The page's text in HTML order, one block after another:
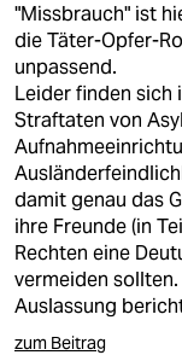
"Missbrauch" ist
die Täter-Opfer-
unpassend.
Leider finden sich
Straftaten von
damit genau das
ihre Freunde (in
Rechten eine
vermeiden
Auslassung
zum Beitrag